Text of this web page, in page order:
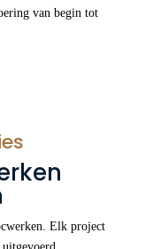
van begin tot
Elk project